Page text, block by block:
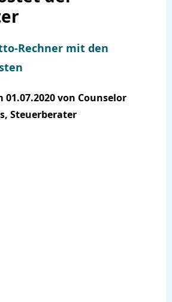
Rechner mit den
von Counselor
Steuerberater